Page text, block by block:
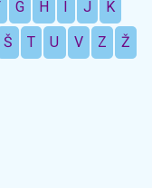
G H I J K
Š T U V Z Ž